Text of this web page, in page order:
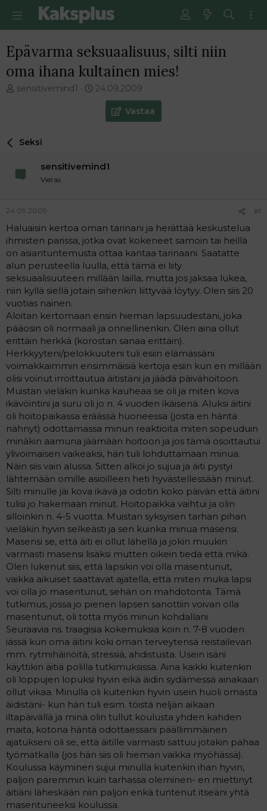
Epävarma seksuaalisuus, silti niin
oma ihana kultainen mies!
V
e
t
n
a
o
i
t
t
a
j
a
sensitivemind1
E
i
i
e
s
t
i
24.09.2009
Vastaa
Seksi
sensitivemind1
Vieras
24.09.2009 #1
Haluaisin kertoa oman tarinani ja herättää keskustelua
ihmisten parissa, jotka ovat kokeneet samoin tai heillä
on asiantuntemusta ottaa kantaa tarinaani. Saatatte
alun perusteella luulla, että tämä ei liity
seksuaalisuuteen millään lailla, mutta jos jaksaa lukea,
niin kyllä siellä jotain siihenkin liittyvää löytyy. Olen siis 20
vuotias nainen.
Aloitan kertomaan ensin hieman lapsuudestani, joka
pääosin oli normaali ja onnellinenkin. Olen aina ollut
erittäin herkkä (korostan sanaa erittäin).
Herkkyyteni/pelokkuuteni tuli esiin elämässäni
voimakkaimmin ensimmäisiä kertoja esiin kun en millään
olisi voinut irroittautua äitistäni ja jäädä päivähoitoon.
Muistan vieläkin kuinka kauheaa se oli ja miten kova
ikävöintini ja suru oli jo n. 4 vuoden ikäisenä. Aluksi äitini
oli hoitopaikassa eräässä huoneessa (josta en häntä
nähnyt) odottamassa minun reaktioita miten sopeuduin
minäkin aamuna jäämään hoitoon ja jos tämä osoittautui
ylivoimaisen vaikeaksi, hän tuli lohduttamaan minua.
Näin siis vain alussa. Sitten alkoi jo sujua ja äiti pystyi
lähtemään omille asioilleen heti hyvästellessään minut.
Silti minulle jäi kova ikävä ja odotin koko päivän että äitini
tulisi jo hakemaan minut. Hoitopaikka vaihtui ja olin
silloinkin n. 4-5 vuotta. Muistan syksyisen tarhan pihan
vieläkin hyvin selkeästi ja sen kuinka minua masensi.
Masensi se, että äiti ei ollut lähellä ja jokin muukin
varmasti masensi lisäksi mutten oikein tiedä että mikä.
Olen lukenut siis, että lapsikin voi olla masentunut,
vaikka aikuiset saattavat ajatella, että miten muka lapsi
voi olla jo masentunut, sehän on mahdotonta. Tämä
tutkimus, jossa jo pienen lapsen sanottiin voivan olla
masentunut, oli totta myös minun kohdallani
Seuraavia ns. traagisia kokemuksia koin n. 7-8 vuoden
iässä kun oma äitini koki oman terveytensä reistailevan
mm. rytmihäiriöitä, stressiä, ahdistusta. Usein isäni
käyttikin äitiä polilla tutkimuksissa. Aina kaikki kuitenkin
oli loppujen lopuksi hyvin eikä äidin sydämessä ainakaan
ollut vikaa. Minulla oli kuitenkin hyvin usein huoli omasta
äidistäni- kun hän tuli esim. töistä neljän aikaan
iltapäivällä ja minä olin tullut koulusta yhden kahden
maita, kotona häntä odottaessani päällimmäinen
ajatukseni oli se, että äitille varmasti sattuu jotakin pahaa
työmatkalla (jos hän siis oli hieman vaikka myöhässä).
Koulussa käyminen sujui minulla kuitenkin ihan hyvin,
paljon paremmin kuin tarhassa oleminen- en miettinyt
äitiäni läheskään niin paljon enkä tuntenut itseäni yhtä
masentuneeksi koulussa.